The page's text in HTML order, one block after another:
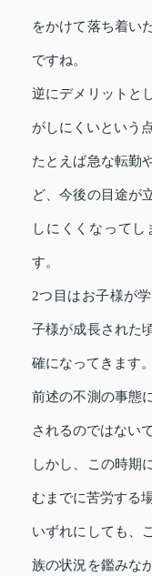
をかけて落ち着い
ですね。
逆にデメリットと
がしにくいという
たとえば急な転勤
ど、今後の目途が
しにくくなって
す。
2つ目はお子様が
子様が成長された
確になってきます。
前述の不測の事態
されるのではない
しかし、この時期
むまでに苦労する
いずれにしても、
族の状況を鑑みな